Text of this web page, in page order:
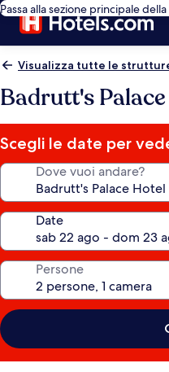
Passa alla sezione principale
Visualizza tutte le
Badrutt's
Scegli le date per
Dove vuoi andare?
Date
Persone